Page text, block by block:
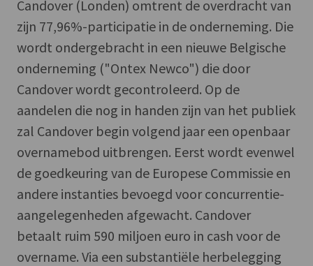
Candover (Londen) omtrent de overdracht van
zijn 77,96%-participatie in de onderneming. Die
wordt ondergebracht in een nieuwe Belgische
onderneming ("Ontex Newco") die door
Candover wordt gecontroleerd. Op de
aandelen die nog in handen zijn van het publiek
zal Candover begin volgend jaar een openbaar
overnamebod uitbrengen. Eerst wordt evenwel
de goedkeuring van de Europese Commissie en
andere instanties bevoegd voor concurrentie-
aangelegenheden afgewacht. Candover
betaalt ruim 590 miljoen euro in cash voor de
overname. Via een substantiële herbelegging